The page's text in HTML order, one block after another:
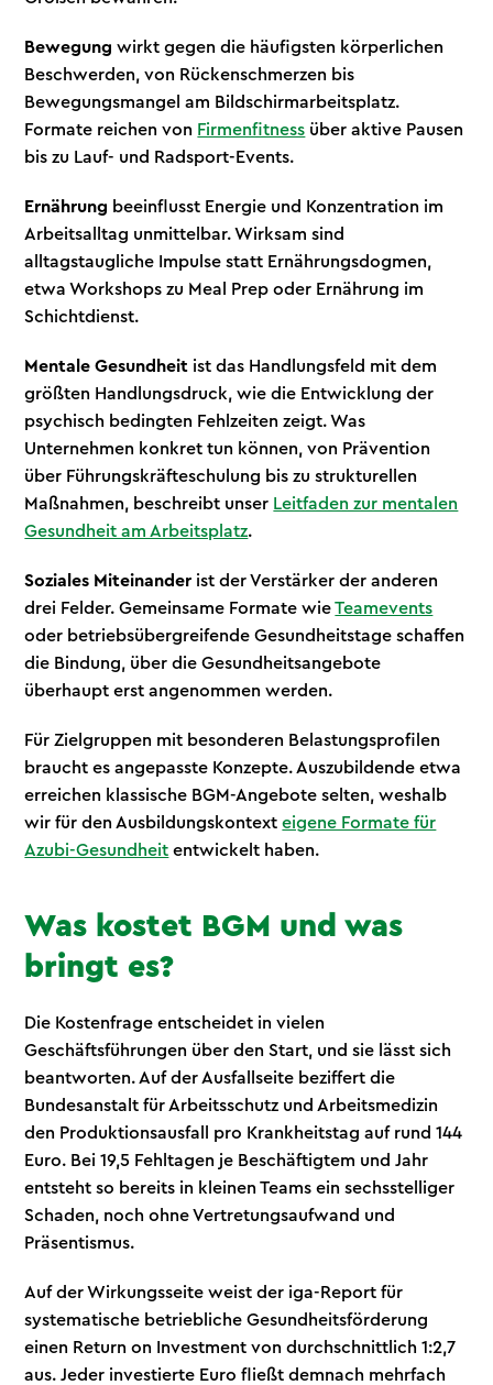
Bewegung wirkt gegen die häufigsten körperlichen
Beschwerden, von Rückenschmerzen bis
Bewegungsmangel am Bildschirmarbeitsplatz.
Formate reichen von Firmenfitness über aktive Pausen
bis zu Lauf- und Radsport-Events.
Ernährung beeinflusst Energie und Konzentration im
Arbeitsalltag unmittelbar. Wirksam sind
alltagstaugliche Impulse statt Ernährungsdogmen,
etwa Workshops zu Meal Prep oder Ernährung im
Schichtdienst.
Mentale Gesundheit ist das Handlungsfeld mit dem
größten Handlungsdruck, wie die Entwicklung der
psychisch bedingten Fehlzeiten zeigt. Was
Unternehmen konkret tun können, von Prävention
über Führungskräfteschulung bis zu strukturellen
Maßnahmen, beschreibt unser Leitfaden zur mentalen
Gesundheit am Arbeitsplatz.
Soziales Miteinander ist der Verstärker der anderen
drei Felder. Gemeinsame Formate wieTeamevents
oder betriebsübergreifende Gesundheitstage schaffen
die Bindung, über die Gesundheitsangebote
überhaupt erst angenommen werden.
Für Zielgruppen mit besonderen Belastungsprofilen
braucht es angepasste Konzepte. Auszubildende etwa
erreichen klassische BGM-Angebote selten, weshalb
wir für den Ausbildungskontexteigene Formate für
Azubi-Gesundheit entwickelt haben.
Was kostet BGM und was
bringt es?
Die Kostenfrage entscheidet in vielen
Geschäftsführungen über den Start, und sie lässt sich
beantworten. Auf der Ausfallseite beziffert die
Bundesanstalt für Arbeitsschutz und Arbeitsmedizin
den Produktionsausfall pro Krankheitstag auf rund 144
Euro. Bei 19,5 Fehltagen je Beschäftigtem und Jahr
entsteht so bereits in kleinen Teams ein sechsstelliger
Schaden, noch ohne Vertretungsaufwand und
Präsentismus.
Auf der Wirkungsseite weist der iga-Report für
systematische betriebliche Gesundheitsförderung
einen Return on Investment von durchschnittlich 1:2,7
aus. Jeder investierte Euro fließt demnach mehrfach